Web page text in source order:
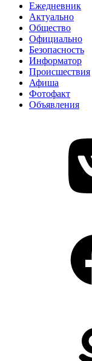
Ежедневник
Актуально
Общество
Официально
Безопасность
Информатор
Происшествия
Афиша
Фотофакт
Объявления